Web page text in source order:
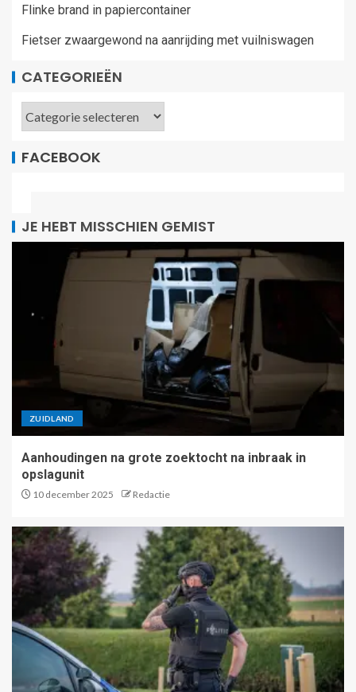
Flinke brand in papiercontainer
Fietser zwaargewond na aanrijding met vuilniswagen
CATEGORIEËN
FACEBOOK
JE HEBT MISSCHIEN GEMIST
ZUIDLAND
Aanhoudingen na grote zoektocht na inbraak in
opslagunit
10 december 2025 Redactie